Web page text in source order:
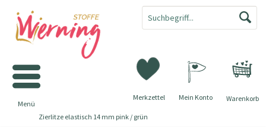
Warenkorb
Merkzettel Mein Konto
Menü
Zierlitze elastisch 14 mm pink / grün